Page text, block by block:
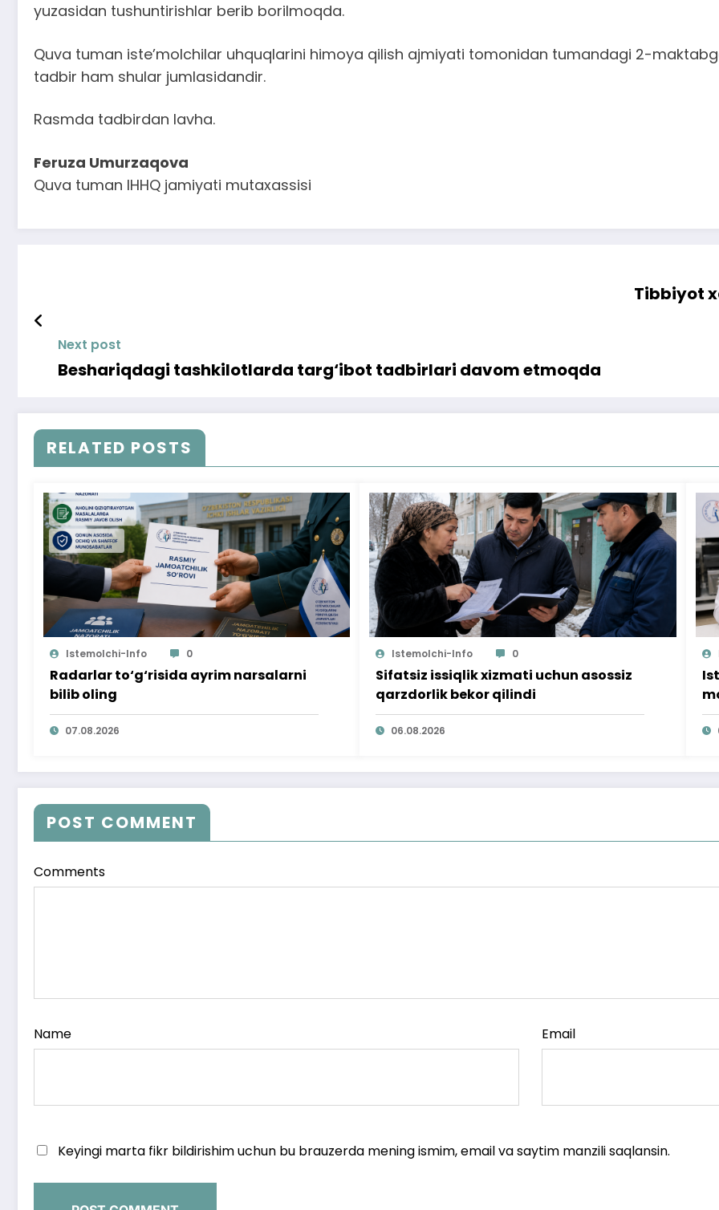
yuzasidan tushuntirishlar berib borilmoqda.
Quva tuman iste’molchilar uhquqlarini himoya qilish ajmiyati tomonidan tumandagi 2-
tadbir ham shular jumlasidandir.
Rasmda tadbirdan lavha.
Feruza Umurzaqova
Quva tuman IHHQ jamiyati mutaxassisi
Tibbiyot
Next post
Beshariqdagi tashkilotlarda targ‘ibot tadbirlari davom etmoqda
RELATED POSTS
Istemolchi-Info 0
Radarlar to‘g‘risida ayrim narsalarni
bilib oling
07.08.2026
Istemolchi-Info 0
Sifatsiz issiqlik xizmati uchun asossiz
qarzdorlik bekor qilindi
06.08.2026
POST COMMENT
Comments
Name Email
Keyingi marta fikr bildirishim uchun bu brauzerda mening ismim, email va saytim manzili saqlansin.